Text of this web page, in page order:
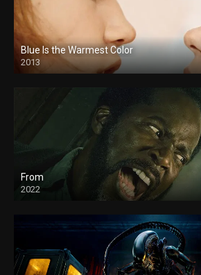
Blue Is the Warmest Color
2013
From
2022